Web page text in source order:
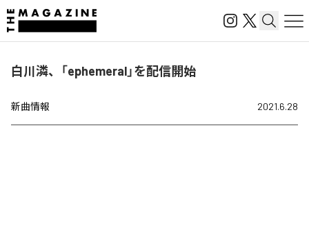
白川潾、「ephemeral」を配信開始
新曲情報 2021.6.28